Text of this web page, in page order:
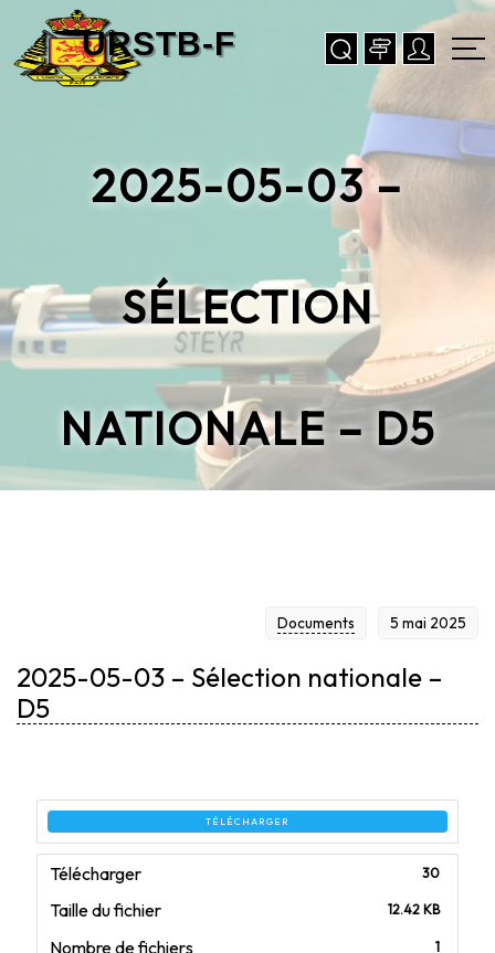
2025-05-03 –
SÉLECTION
NATIONALE – D5
5 mai 2025
Documents
2025-05-03 – Sélection nationale –
D5
TÉLÉCHARGER
Télécharger 30
Taille du fichier 12.42 KB
Nombre de fichiers 1